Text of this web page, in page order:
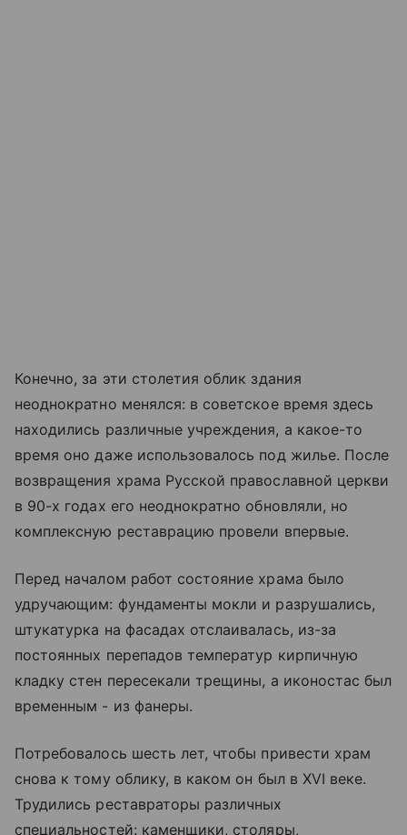
Конечно, за эти столетия облик здания
неоднократно менялся: в советское время здесь
находились различные учреждения, а какое-то
время оно даже использовалось под жилье. После
возвращения храма Русской православной церкви
в 90-х годах его неоднократно обновляли, но
комплексную реставрацию провели впервые.
Перед началом работ состояние храма было
удручающим: фундаменты мокли и разрушались,
штукатурка на фасадах отслаивалась, из-за
постоянных перепадов температур кирпичную
кладку стен пересекали трещины, а иконостас был
временным - из фанеры.
Потребовалось шесть лет, чтобы привести храм
снова к тому облику, в каком он был в XVI веке.
Трудились реставраторы различных
специальностей: каменщики, столяры,